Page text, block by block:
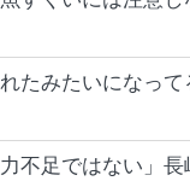
たみたいになっ
不足ではない」